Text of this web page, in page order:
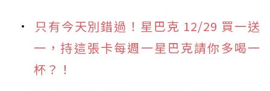
只有今天別錯過！星巴克 12/29 買一送
一，持這張卡每週一星巴克請你多喝一
杯？！